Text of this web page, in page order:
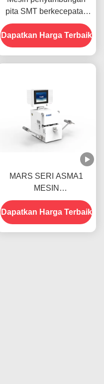
pita SMT berkecepatan
tinggi 48V
penyambungan non
vakum
Dapatkan Harga Terbaik
MARS SERI ASMA1
MESIN
PENYAMBUNGAN SMT
DESKTOP
Dapatkan Harga Terbaik